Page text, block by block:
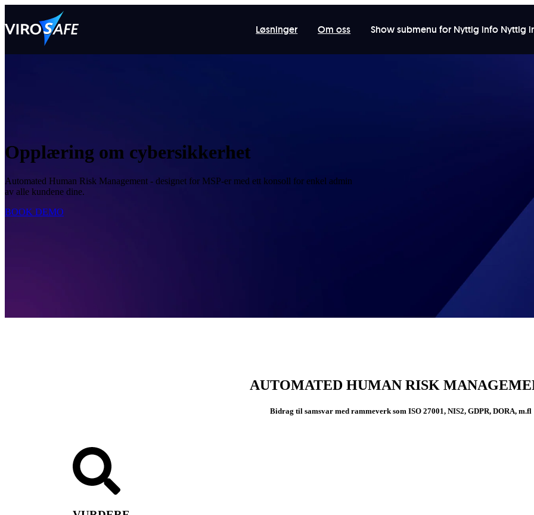
Løsninger Om oss Show submenu for Nyttig info Nyttig
Opplæring om cybersikkerhet
Automated Human Risk Management - designet for MSP-er med ett konsoll for enkel admin
av alle kundene dine.
BOOK DEMO
AUTOMATED HUMAN RISK
Bidrag til samsvar med rammeverk som ISO 27001, NIS2, GDPR, DORA, m.fl